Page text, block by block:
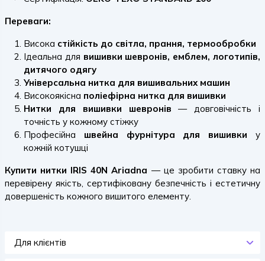
Переваги:
Висока стійкість до світла, прання, термообробки
Ідеальна для вишивки шевронів, емблем, логотипів,
дитячого одягу
Універсальна нитка для вишивальних машин
Високоякісна поліефірна нитка для вишивки
Нитки для вишивки шевронів — довговічність і
точність у кожному стіжку
Професійна швейна фурнітура для вишивки у
кожній котушці
Купити нитки IRIS 40N Ariadna — це зробити ставку на
перевірену якість, сертифіковану безпечність і естетичну
довершеність кожного вишитого елементу.
Для клієнтів